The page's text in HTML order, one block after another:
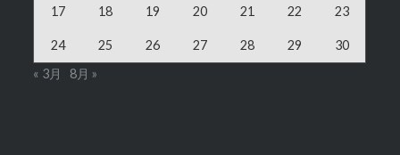
17 18 19 20 21 22 23
24 25 26 27 28 29
30
« 3月
8月 »